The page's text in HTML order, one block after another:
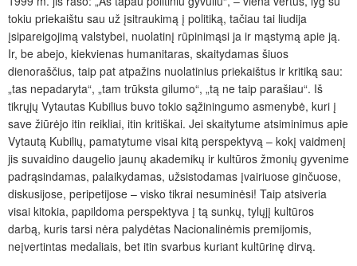
tokiu priekaištu sau už įsitraukimą į politiką, tačiau tai liudija
įsipareigojimą valstybei, nuolatinį rūpinimąsi ja ir mąstymą apie ją.
Ir, be abejo, kiekvienas humanitaras, skaitydamas šiuos
dienoraščius, taip pat atpažins nuolatinius priekaištus ir kritiką sau:
„tas nepadaryta“, „tam trūksta gilumo“, „tą ne taip parašiau“. Iš
tikrųjų Vytautas Kubilius buvo tokio sąžiningumo asmenybė, kuri į
save žiūrėjo itin reikliai, itin kritiškai. Jei skaitytume atsiminimus apie
Vytautą Kubilių, pamatytume visai kitą perspektyvą – kokį vaidmenį
jis suvaidino daugelio jaunų akademikų ir kultūros žmonių gyvenime
padrąsindamas, palaikydamas, užsistodamas įvairiuose ginčuose,
diskusijose, peripetijose – visko tikrai nesuminėsi! Taip atsiveria
visai kitokia, papildoma perspektyva į tą sunkų, tylųjį kultūros
darbą, kuris tarsi nėra palydėtas Nacionalinėmis premijomis,
neįvertintas medaliais, bet itin svarbus kuriant kultūrinę dirvą.